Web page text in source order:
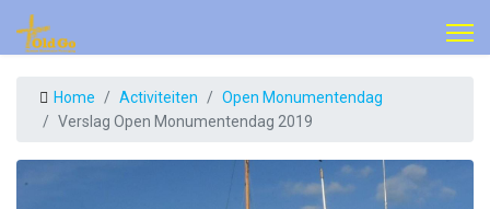
Home Activiteiten
Open Monumentendag
Verslag Open Monumentendag 2019